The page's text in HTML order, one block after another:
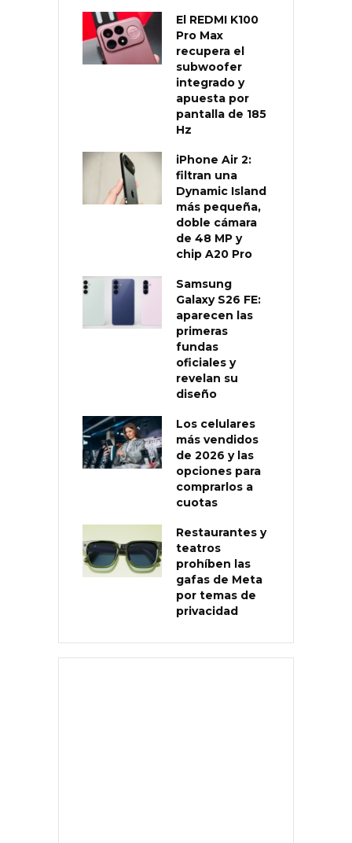
El REDMI K100
Pro Max
recupera el
subwoofer
integrado y
apuesta por
pantalla de 185
Hz
iPhone Air 2:
filtran una
Dynamic Island
más pequeña,
doble cámara
de 48 MP y
chip A20 Pro
Samsung
Galaxy S26 FE:
aparecen las
primeras
fundas
oficiales y
revelan su
diseño
Los celulares
más vendidos
de 2026 y las
opciones para
comprarlos a
cuotas
Restaurantes y
teatros
prohíben las
gafas de Meta
por temas de
privacidad